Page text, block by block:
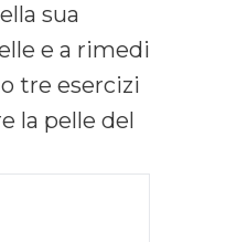
sua
e a rimedi
tre esercizi
la pelle del